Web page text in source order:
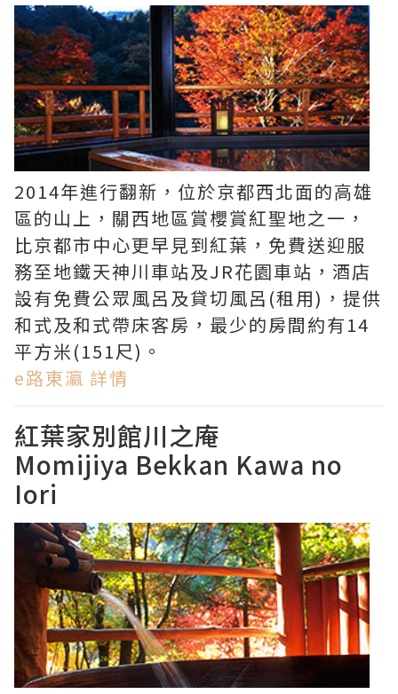
2014年進行翻新，位於京都西北面的高雄
區的山上，關西地區賞櫻賞紅聖地之一，
比京都市中心更早見到紅葉， 免費送迎服
務至地鐵天神川車站及JR花園車站，酒店
設有免費公眾風呂及貸切風呂(租用)，提供
和式及和式帶床客房，最少的房間約有14
平方米(151尺)。
e路東瀛 詳情
紅葉家別館川之庵
Momijiya Bekkan Kawa no
Iori